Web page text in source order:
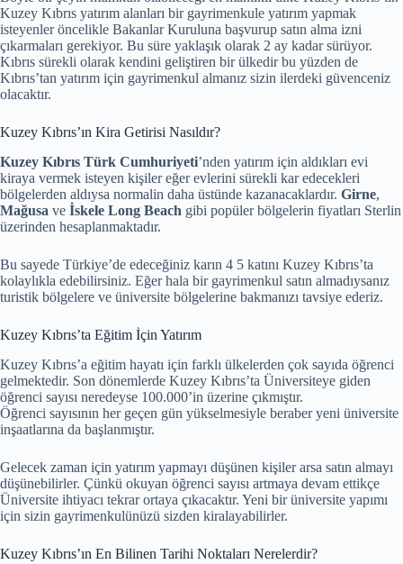
Kuzey Kıbrıs yatırım alanları bir gayrimenkule yatırım yapmak
isteyenler öncelikle Bakanlar Kuruluna başvurup satın alma izni
çıkarmaları gerekiyor. Bu süre yaklaşık olarak 2 ay kadar sürüyor.
Kıbrıs sürekli olarak kendini geliştiren bir ülkedir bu yüzden de
Kıbrıs’tan yatırım için gayrimenkul almanız sizin ilerdeki güvenceniz
olacaktır.
Kuzey Kıbrıs’ın Kira Getirisi Nasıldır?
Kuzey Kıbrıs Türk Cumhuriyeti’nden yatırım için aldıkları evi
kiraya vermek isteyen kişiler eğer evlerini sürekli kar edecekleri
bölgelerden aldıysa normalin daha üstünde kazanacaklardır. Girne,
Mağusa ve İskele Long Beach gibi popüler bölgelerin fiyatları Sterlin
üzerinden hesaplanmaktadır.
Bu sayede Türkiye’de edeceğiniz karın 4 5 katını Kuzey Kıbrıs’ta
kolaylıkla edebilirsiniz. Eğer hala bir gayrimenkul satın almadıysanız
turistik bölgelere ve üniversite bölgelerine bakmanızı tavsiye ederiz.
Kuzey Kıbrıs’ta Eğitim İçin Yatırım
Kuzey Kıbrıs’a eğitim hayatı için farklı ülkelerden çok sayıda öğrenci
gelmektedir. Son dönemlerde Kuzey Kıbrıs’ta Üniversiteye giden
öğrenci sayısı neredeyse 100.000’in üzerine çıkmıştır.
Öğrenci sayısının her geçen gün yükselmesiyle beraber yeni üniversite
inşaatlarına da başlanmıştır.
Gelecek zaman için yatırım yapmayı düşünen kişiler arsa satın almayı
düşünebilirler. Çünkü okuyan öğrenci sayısı artmaya devam ettikçe
Üniversite ihtiyacı tekrar ortaya çıkacaktır. Yeni bir üniversite yapımı
için sizin gayrimenkulünüzü sizden kiralayabilirler.
Kuzey Kıbrıs’ın En Bilinen Tarihi Noktaları Nerelerdir?